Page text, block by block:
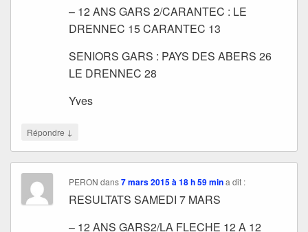
– 12 ANS GARS 2/CARANTEC : LE
DRENNEC 15 CARANTEC 13
SENIORS GARS : PAYS DES ABERS 26
LE DRENNEC 28
Yves
Répondre ↓
PERON dans7 mars 2015 à 18 h 59 min a dit :
RESULTATS SAMEDI 7 MARS
– 12 ANS GARS2/LA FLECHE 12 A 12